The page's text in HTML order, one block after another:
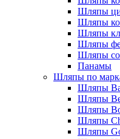
Шляпы
Шляпы
Шляпы
Шляпы
Шляпы
Панамы
Шляпы по
Шляпы
Шляпы
Шляпы
Шляпы
Шляпы